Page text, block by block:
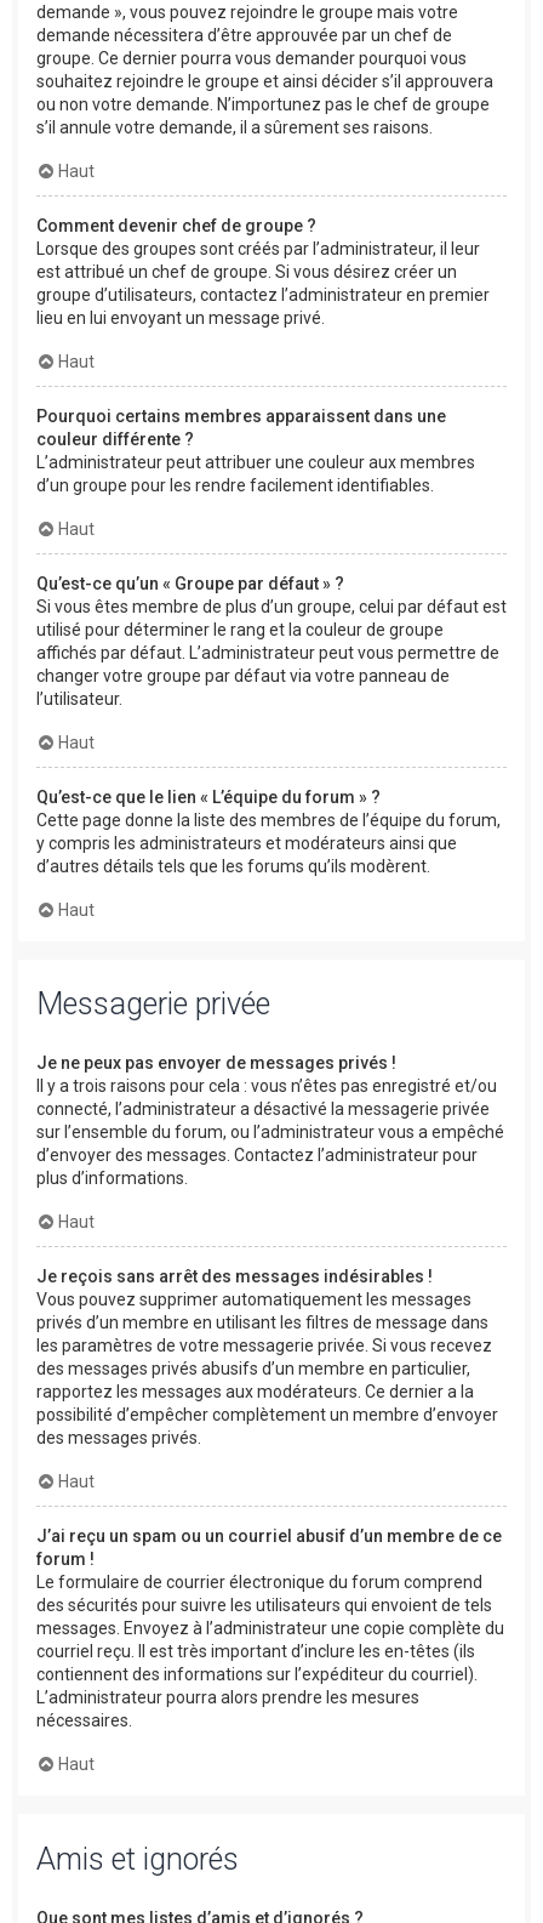
demande », vous pouvez rejoindre le groupe mais votre
demande nécessitera d’être approuvée par un chef de
groupe. Ce dernier pourra vous demander pourquoi vous
souhaitez rejoindre le groupe et ainsi décider s’il approuvera
ou non votre demande. N’importunez pas le chef de groupe
s’il annule votre demande, il a sûrement ses raisons.
Haut
Comment devenir chef de groupe ?
Lorsque des groupes sont créés par l’administrateur, il leur
est attribué un chef de groupe. Si vous désirez créer un
groupe d’utilisateurs, contactez l’administrateur en premier
lieu en lui envoyant un message privé.
Haut
Pourquoi certains membres apparaissent dans une
couleur différente ?
L’administrateur peut attribuer une couleur aux membres
d’un groupe pour les rendre facilement identifiables.
Haut
Qu’est-ce qu’un « Groupe par défaut » ?
Si vous êtes membre de plus d’un groupe, celui par défaut est
utilisé pour déterminer le rang et la couleur de groupe
affichés par défaut. L’administrateur peut vous permettre de
changer votre groupe par défaut via votre panneau de
l’utilisateur.
Haut
Qu’est-ce que le lien « L’équipe du forum » ?
Cette page donne la liste des membres de l’équipe du forum,
y compris les administrateurs et modérateurs ainsi que
d’autres détails tels que les forums qu’ils modèrent.
Haut
Messagerie privée
Je ne peux pas envoyer de messages privés !
Il y a trois raisons pour cela : vous n’êtes pas enregistré et/ou
connecté, l’administrateur a désactivé la messagerie privée
sur l’ensemble du forum, ou l’administrateur vous a empêché
d’envoyer des messages. Contactez l’administrateur pour
plus d’informations.
Haut
Je reçois sans arrêt des messages indésirables !
Vous pouvez supprimer automatiquement les messages
privés d’un membre en utilisant les filtres de message dans
les paramètres de votre messagerie privée. Si vous recevez
des messages privés abusifs d’un membre en particulier,
rapportez les messages aux modérateurs. Ce dernier a la
possibilité d’empêcher complètement un membre d’envoyer
des messages privés.
Haut
J’ai reçu un spam ou un courriel abusif d’un membre de ce
forum !
Le formulaire de courrier électronique du forum comprend
des sécurités pour suivre les utilisateurs qui envoient de tels
messages. Envoyez à l’administrateur une copie complète du
courriel reçu. Il est très important d’inclure les en-têtes (ils
contiennent des informations sur l’expéditeur du courriel).
L’administrateur pourra alors prendre les mesures
nécessaires.
Haut
Amis et ignorés
Que sont mes listes d’amis et d’ignorés ?